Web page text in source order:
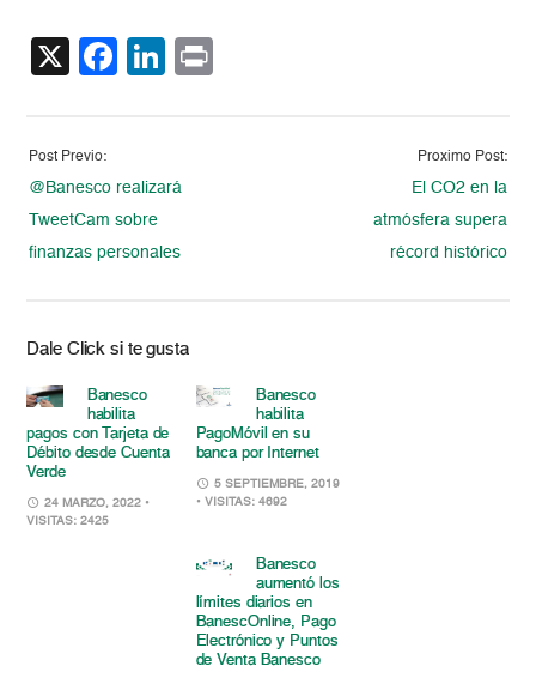
X Facebook
LinkedIn
Post Previo:
@Banesco realizará
TweetCam sobre
finanzas personales
Proximo Post:
El CO2 en la
atmósfera supera
récord histórico
Dale Click si te gusta
Banesco
habilita
pagos con Tarjeta de
Débito desde Cuenta
Verde
24 MARZO, 2022 •
VISITAS: 2425
Banesco
habilita
PagoMóvil en su
banca por Internet
5 SEPTIEMBRE, 2019
• VISITAS: 4692
Banesco
aumentó los
límites diarios en
BanescOnline, Pago
Electrónico y Puntos
de Venta Banesco